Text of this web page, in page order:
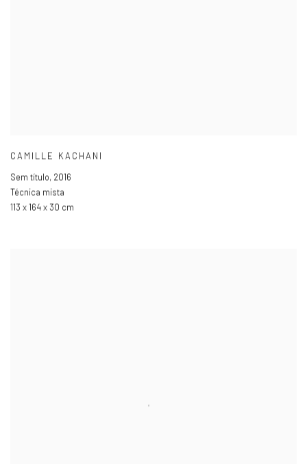
CAMILLE KACHANI
Sem título, 2016
Técnica mista
113 x 164 x 30 cm